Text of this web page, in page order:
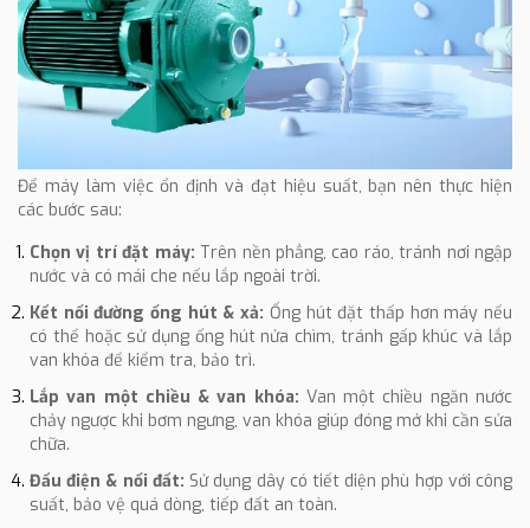
Để máy làm việc ổn định và đạt hiệu suất, bạn nên thực hiện
các bước sau:
Chọn vị trí đặt máy: Trên nền phẳng, cao ráo, tránh nơi ngập
nước và có mái che nếu lắp ngoài trời.
Kết nối đường ống hút & xả: Ống hút đặt thấp hơn máy nếu
có thể hoặc sử dụng ống hút nửa chìm, tránh gấp khúc và lắp
van khóa để kiểm tra, bảo trì.
Lắp van một chiều & van khóa: Van một chiều ngăn nước
chảy ngược khi bơm ngưng, van khóa giúp đóng mở khi cần sửa
chữa.
Đấu điện & nối đất: Sử dụng dây có tiết diện phù hợp với công
suất, bảo vệ quá dòng, tiếp đất an toàn.